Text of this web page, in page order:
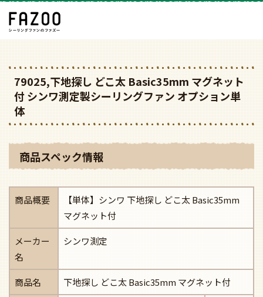
79025,下地探し どこ太 Basic35mm マグネット
付 シンワ測定製シーリングファン オプション単
体
商品スペック情報
商品概要
【単体】シンワ 下地探し どこ太 Basic35mm
マグネット付
メーカー
名
シンワ測定
商品名 下地探し どこ太 Basic35mm マグネット付